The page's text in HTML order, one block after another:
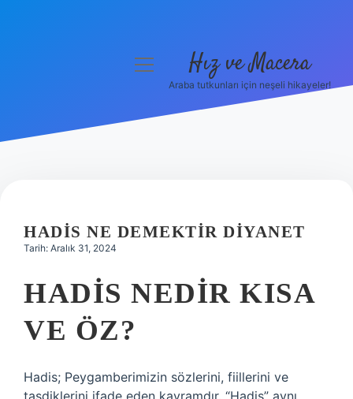
Hakkımızda
menüyü
Hız ve Macera
Araba tutkunları için neşeli hikayeler!
HADIS NE DEMEKTIR DIYANET
Tarih: Aralık 31, 2024
HADIS NEDIR KISA
VE ÖZ?
Hadis; Peygamberimizin sözlerini, fiillerini ve
tasdiklerini ifade eden kavramdır. “Hadis” aynı